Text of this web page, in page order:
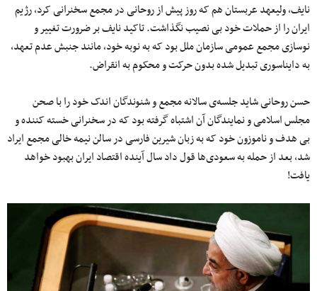
نایف، ولیعهد عربستان هم که روز پیش از روحانی در مجمع سخنرانی کرد، رژیم
ایران را از حملات خود بی نصیب نگذاشت. تاکید نایف بر ضرورت تغییر و
نوسازی مجمع عمومی سازمان ملل بود که به نوبه خود، مانند جنبش عدم تعهد،
به دایناسوری تبدیل شده بدون حرکت و محکوم به انقراض.
حسن روحانی شاید جلسه‌ی سالانه مجمع و شنوندگان اندک خود را با صحن
مجلس اسلامی و نمایندگان آن اشتباه گرفته بود که در سخنرانی خسته کننده و
بی هدف و ناموزون خود که به زبان شیرین فارسی در سالن نیمه خالی مجمع ایراد
شد، بعد از حمله به سعودی‌ها قول داد سال آینده اقتصاد ایران بهبود خواهد
یافت!